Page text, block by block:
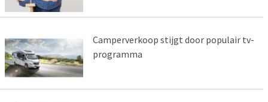
Camperverkoop stijgt door populair tv-
programma